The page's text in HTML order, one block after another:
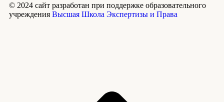
© 2024 сайт разработан при поддержке образовательного
учреждения Высшая Школа Экспертизы и Права